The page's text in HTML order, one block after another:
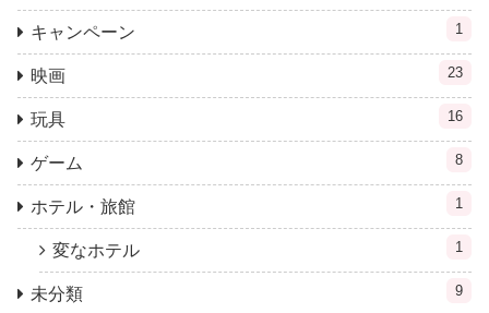
キャンペーン 1
映画 23
玩具 16
ゲーム 8
ホテル・旅館 1
変なホテル 1
未分類 9